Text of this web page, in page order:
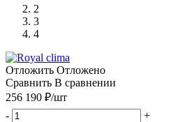
2
3
4
Отложить Отложено
Сравнить В сравнении
256 190 ₽/шт
-
+